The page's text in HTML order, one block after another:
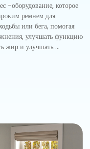
-оборудование, которое
ремнем для
или бега, помогая
улучшать функцию
жир и улучшать ...